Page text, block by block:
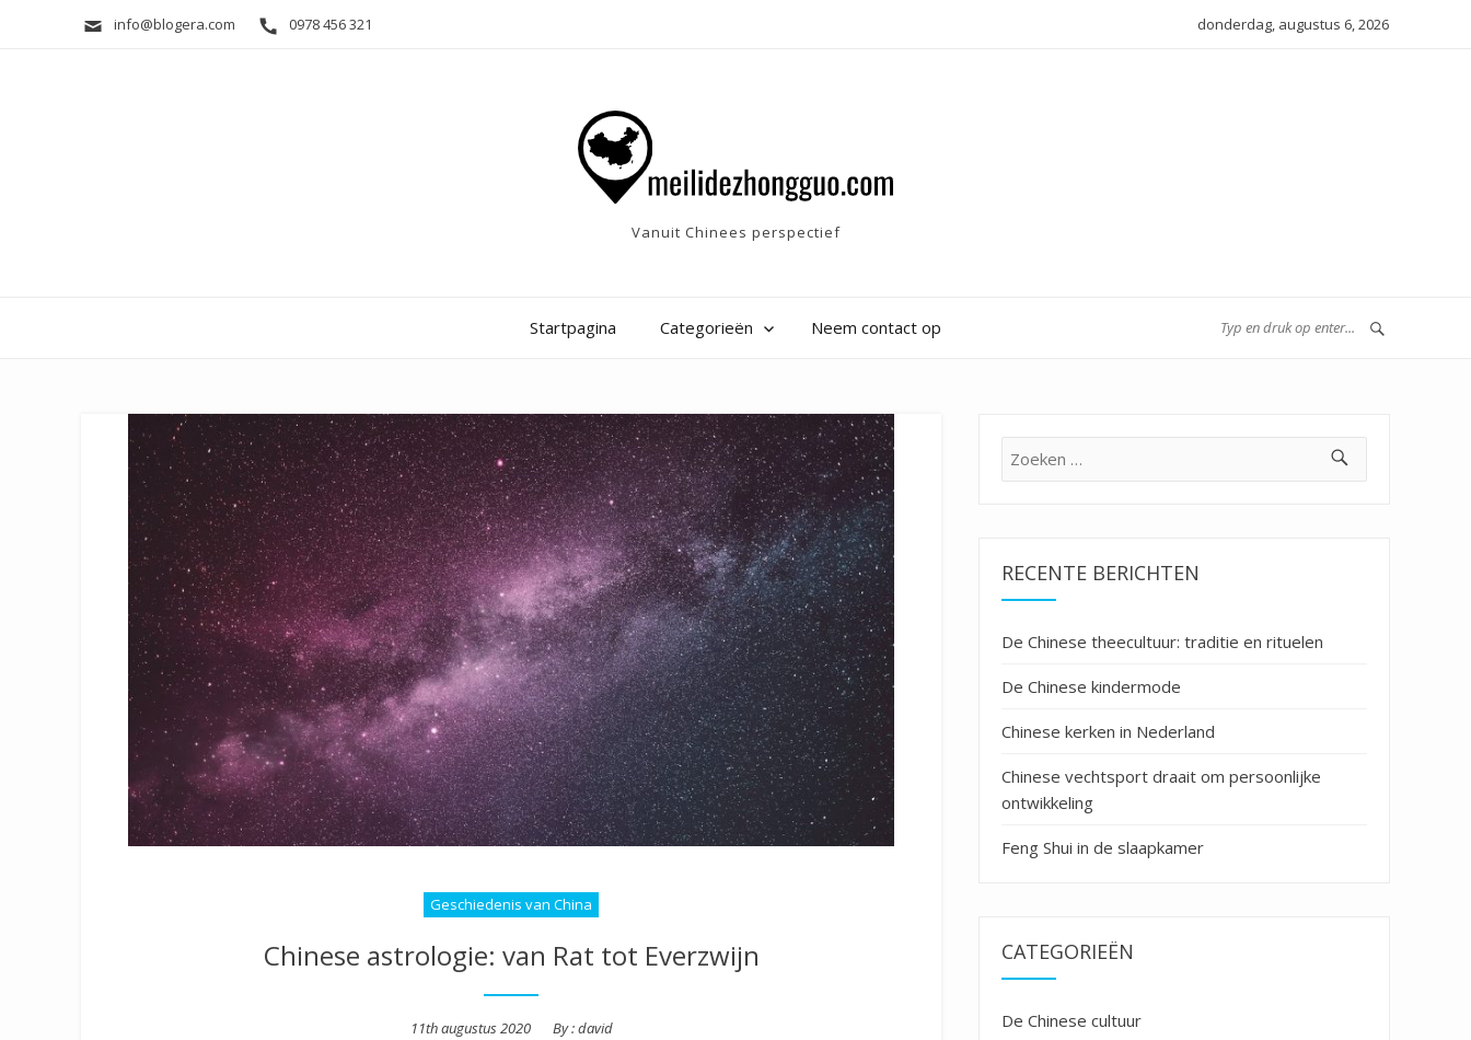
info@blogera.com 0978 456 321 donderdag, augustus 6, 2026
Vanuit Chinees perspectief
Startpagina Categorieën Neem contact op
Geschiedenis van China
Chinese astrologie: van Rat tot Everzwijn
Posted
11th augustus 2020 By :david
Zoeken
RECENTE BERICHTEN
De Chinese theecultuur: traditie en rituelen
De Chinese kindermode
Chinese kerken in Nederland
Chinese vechtsport draait om persoonlijke
ontwikkeling
Feng Shui in de slaapkamer
CATEGORIEËN
De Chinese cultuur